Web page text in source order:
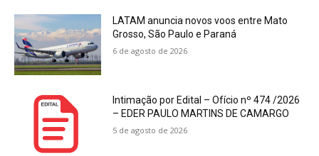
LATAM anuncia novos voos entre Mato
Grosso, São Paulo e Paraná
6 de agosto de 2026
Intimação por Edital – Ofício nº 474 /2026
– EDER PAULO MARTINS DE CAMARGO
5 de agosto de 2026